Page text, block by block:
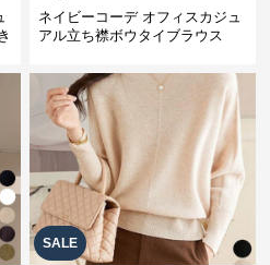
ネイビーコーデ オフィスカジュ
アル立ち襟ボウタイブラウス
SALE